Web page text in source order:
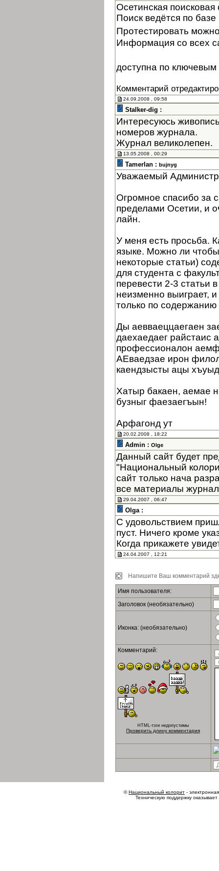
Осетинская
Поиск ведётся по
Протестировать
Информация со всех
доступна по
Комментарий
24.09.2008 , 09:58
Stalker-dig :
Интересуюсь
номеров журнала.
Журнал великолепен.
13.05.2008 , 00:29
Tamerlan : bujnyg
Уважаемый
Огромное спасибо за
пределами Осетии, и
лайн.
У меня есть просьба.
языке. Можно ли
некоторые статьи)
для студента с
перевести 2-3 статьи
неизменно выиграет,
только по
Ды аевваеццаегаен
даехаедаег райстаис
профессионалон
АЕваедзае ирон
каендзысты ацы
Хатыр бакаен, аемае
бузныг фаезаегъын!
Арфагонд ут
20.02.2008 , 18:22
Admin : Olge
Данный сайт будет
"Национальный
сайт только нача
все материалы
29.04.2007 , 06:47
Olga :
С удовольствием
пуст. Ничего кроме
Когда прикажете
24.04.2007 , 12:21
Напишите Ваш комментарий
Имя пользователя:
Заголовок (необязательно)
Иконка: (необязательно)
Комментарий:
HTML-тэги недопустимы
Проверить длину комментария
©Национальный колорит -
Техническую поддержку